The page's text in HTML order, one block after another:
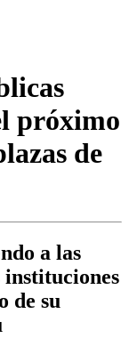
próximo
de
a las
de su